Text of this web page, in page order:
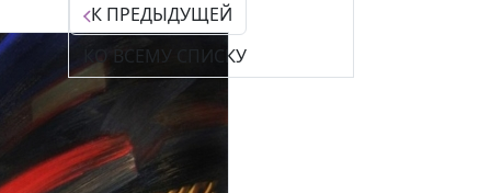
К ПРЕДЫДУЩЕЙ
КО ВСЕМУ СПИСКУ